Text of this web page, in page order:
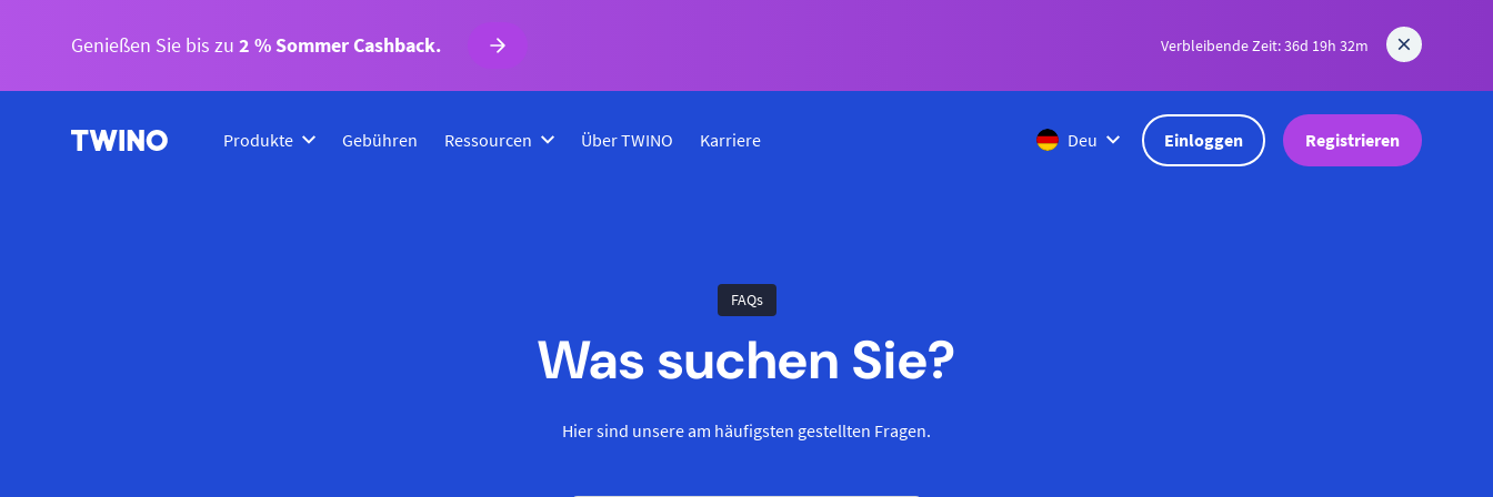
Genießen Sie bis zu 2 % Sommer Cashback. Verbleibende Zeit: 36d 19h 32m
Produkte Gebühren Ressourcen Über TWINO Karriere Deu Einloggen Registrieren
FAQs
Was suchen Sie?
Hier sind unsere am häufigsten gestellten Fragen.